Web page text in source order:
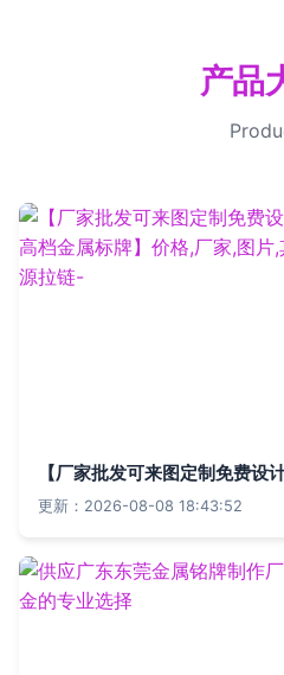
产品
更新：2026-08-08 18:43:52